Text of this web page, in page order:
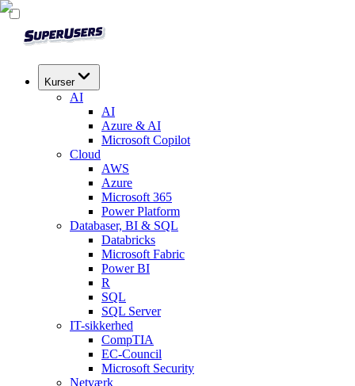
Kurser
AI
AI
Azure & AI
Microsoft Copilot
Cloud
AWS
Azure
Microsoft 365
Power Platform
Databaser, BI & SQL
Databricks
Microsoft Fabric
Power BI
R
SQL
SQL Server
IT-sikkerhed
CompTIA
EC-Council
Microsoft Security
Netværk